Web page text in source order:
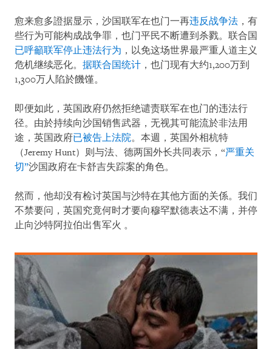
愈来愈多證据显示，沙国联军在也门一再违反战争法 ，有
些行为可能构成战争罪，也门平民不断遭到杀戮。联合国
已呼籲联军停止违法行为 ，以免这场世界最严重人道主义
危机继续恶化。 据联合国统计 ，也门现有大约1,200万到
1,300万人陷於饑馑。
即便如此，英国政府仍然拒绝谴责联军在也门的违法行
径。由於持续向沙国销售武器，无视其可能流於非法用
途，英国政府已被告上法院。本週，英国外相杭特
（Jeremy Hunt）则与法、德两国外长共同表示，“​严重关
切”沙国政府在卡舒吉失踪案的角色。
然而，他却没有检讨英国与沙特在其他方面的关係。我们
不禁要问，英国究竟何时才要向穆罕默德表达不满，并停
止向沙特阿拉伯出售军火 。